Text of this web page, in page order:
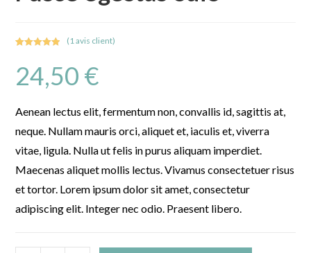
sur 5
basé sur
client
(1avis client)
24,50 €
Aenean lectus elit, fermentum non, convallis id, sagittis at,
neque. Nullam mauris orci, aliquet et, iaculis et, viverra
vitae, ligula. Nulla ut felis in purus aliquam imperdiet.
Maecenas aliquet mollis lectus. Vivamus consectetuer risus
et tortor. Lorem ipsum dolor sit amet, consectetur
adipiscing elit. Integer nec odio. Praesent libero.